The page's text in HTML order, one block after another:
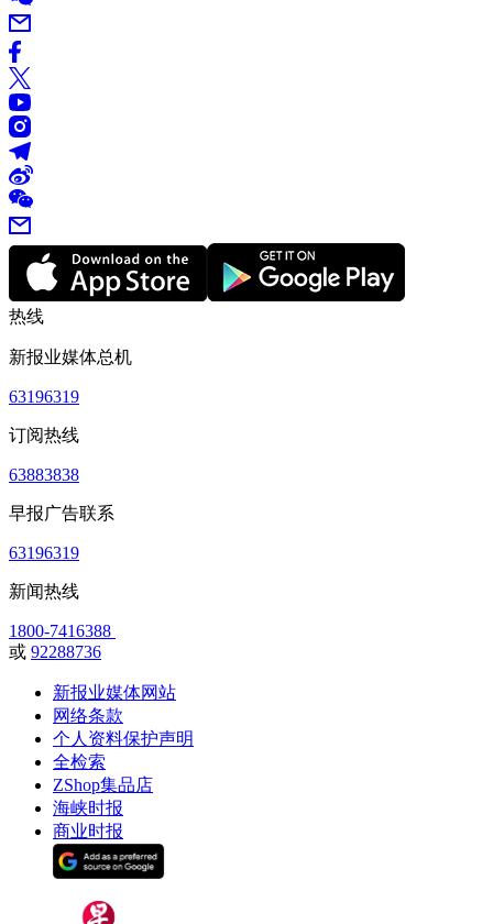
热线
新报业媒体总机
63196319
订阅热线
63883838
早报广告联系
63196319
新闻热线
1800-7416388
或 92288736
新报业媒体网站
网络条款
个人资料保护声明
全检索
ZShop集品店
海峡时报
商业时报